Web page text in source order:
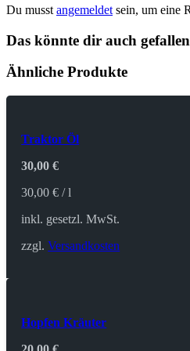
Du musst angemeldet sein, um eine
Das könnte dir auch
Ähnliche Produkte
Traktor Öl
30,00€
30,00€ /l
inkl. gesetzl. MwSt.
zzgl.Versandkosten
Hopfen Kräuter